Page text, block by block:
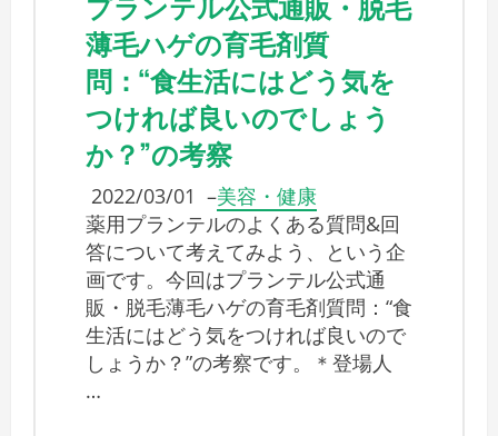
薄毛ハゲの育毛剤質
問：“食生活にはどう気を
つければ良いのでしょう
か？”の考察
2022/03/01 –美容・健康
薬用プランテルのよくある質問&回
答について考えてみよう、という企
画です。今回はプランテル公式通
販・脱毛薄毛ハゲの育毛剤質問：“食
生活にはどう気をつければ良いので
しょうか？”の考察です。＊登場人
…